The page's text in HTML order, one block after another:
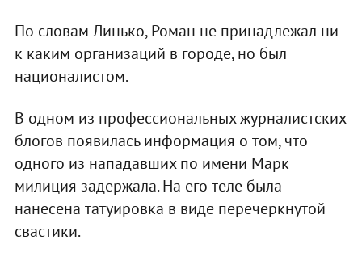
По словам Линько, Роман не принадлежал ни
к каким организаций в городе, но был
националистом.
В одном из профессиональных журналистских
блогов появилась информация о том, что
одного из нападавших по имени Марк
милиция задержала. На его теле была
нанесена татуировка в виде перечеркнутой
свастики.